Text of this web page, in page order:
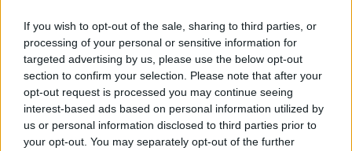
If you wish to opt-out of the sale, sharing to third parties, or
processing of your personal or sensitive information for
targeted advertising by us, please use the below opt-out
section to confirm your selection. Please note that after your
opt-out request is processed you may continue seeing
interest-based ads based on personal information utilized by
us or personal information disclosed to third parties prior to
your opt-out. You may separately opt-out of the further
apstiprina laulību ar
Džilindžeru
kā pamatīgi atriebties